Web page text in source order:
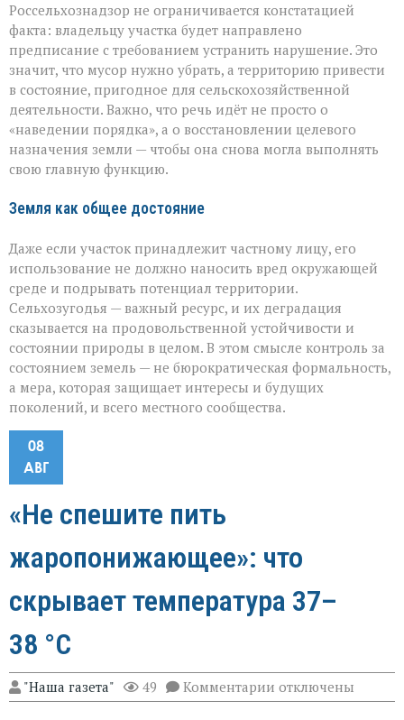
Россельхознадзор не ограничивается констатацией
факта: владельцу участка будет направлено
предписание с требованием устранить нарушение. Это
значит, что мусор нужно убрать, а территорию привести
в состояние, пригодное для сельскохозяйственной
деятельности. Важно, что речь идёт не просто о
«наведении порядка», а о восстановлении целевого
назначения земли — чтобы она снова могла выполнять
свою главную функцию.
Земля как общее достояние
Даже если участок принадлежит частному лицу, его
использование не должно наносить вред окружающей
среде и подрывать потенциал территории.
Сельхозугодья — важный ресурс, и их деградация
сказывается на продовольственной устойчивости и
состоянии природы в целом. В этом смысле контроль за
состоянием земель — не бюрократическая формальность,
а мера, которая защищает интересы и будущих
поколений, и всего местного сообщества.
08
АВГ
«Не спешите пить
жаропонижающее»: что
скрывает температура 37–
38 °C
"Наша газета" 49 Комментарии к
записи
отключены